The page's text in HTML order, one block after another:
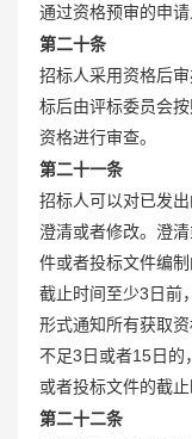
通过资格预审的申
第二十条
招标人采用资格后
标后由评标委员会
资格进行审查。
第二十一条
招标人可以对已发
澄清或者修改。澄
件或者投标文件编
截止时间至少3日前
形式通知所有获取
不足3日或者15日的
或者投标文件的截止
第二十二条